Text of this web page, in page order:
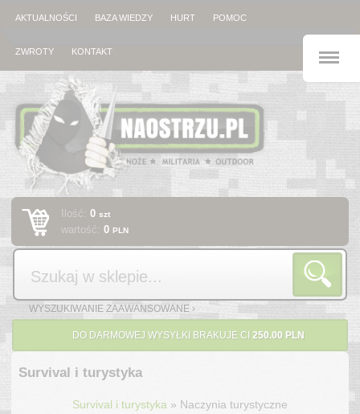
AKTUALNOŚCI BAZA WIEDZY HURT POMOC
ZWROTY KONTAKT
Ilość:0szt
wartość:0PLN
Szukaj
WYSZUKIWANIE ZAAWANSOWANE ›
DO DARMOWEJ WYSYŁKI BRAKUJE CI 250.00 PLN
Survival i turystyka
Survival i turystyka » Naczynia turystyczne